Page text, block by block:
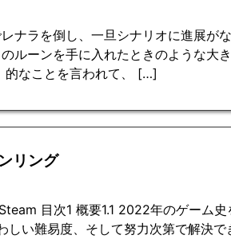
ナラを倒し、一旦シナリオに進展が
ルーンを手に入れたときのような大
なことを言われて、 […]
リング
目次1 概要1.1 2022年のゲーム
しい難易度、そして努力次第で解決